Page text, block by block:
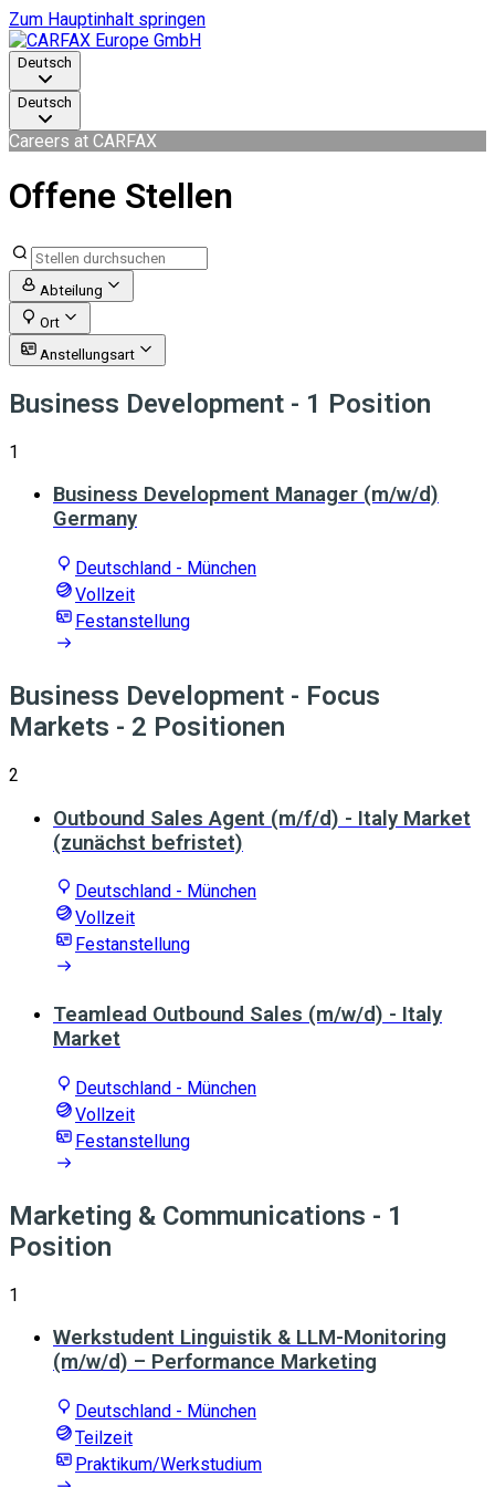
Zum Hauptinhalt springen
Deutsch
Deutsch
Careers at CARFAX
Offene Stellen
Abteilung
Ort
Anstellungsart
Business Development - 1 Position
1
Business Development Manager (m/w/d)
Germany
Deutschland - München
Vollzeit
Festanstellung
Business Development - Focus
Markets - 2 Positionen
2
Outbound Sales Agent (m/f/d) - Italy Market
(zunächst befristet)
Deutschland - München
Vollzeit
Festanstellung
Teamlead Outbound Sales (m/w/d) - Italy
Market
Deutschland - München
Vollzeit
Festanstellung
Marketing & Communications - 1
Position
1
Werkstudent Linguistik & LLM-Monitoring
(m/w/d) – Performance Marketing
Deutschland - München
Teilzeit
Praktikum/Werkstudium